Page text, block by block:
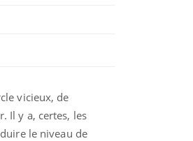
vicieux, de
Il y a, certes, les
le niveau de